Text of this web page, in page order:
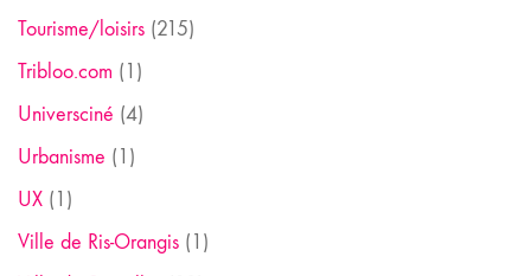
Tourisme/loisirs (215)
Tribloo.com (1)
Universciné (4)
Urbanisme (1)
UX (1)
Ville de Ris-Orangis (1)